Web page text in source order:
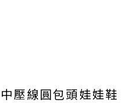
中壓線圓包頭娃娃鞋